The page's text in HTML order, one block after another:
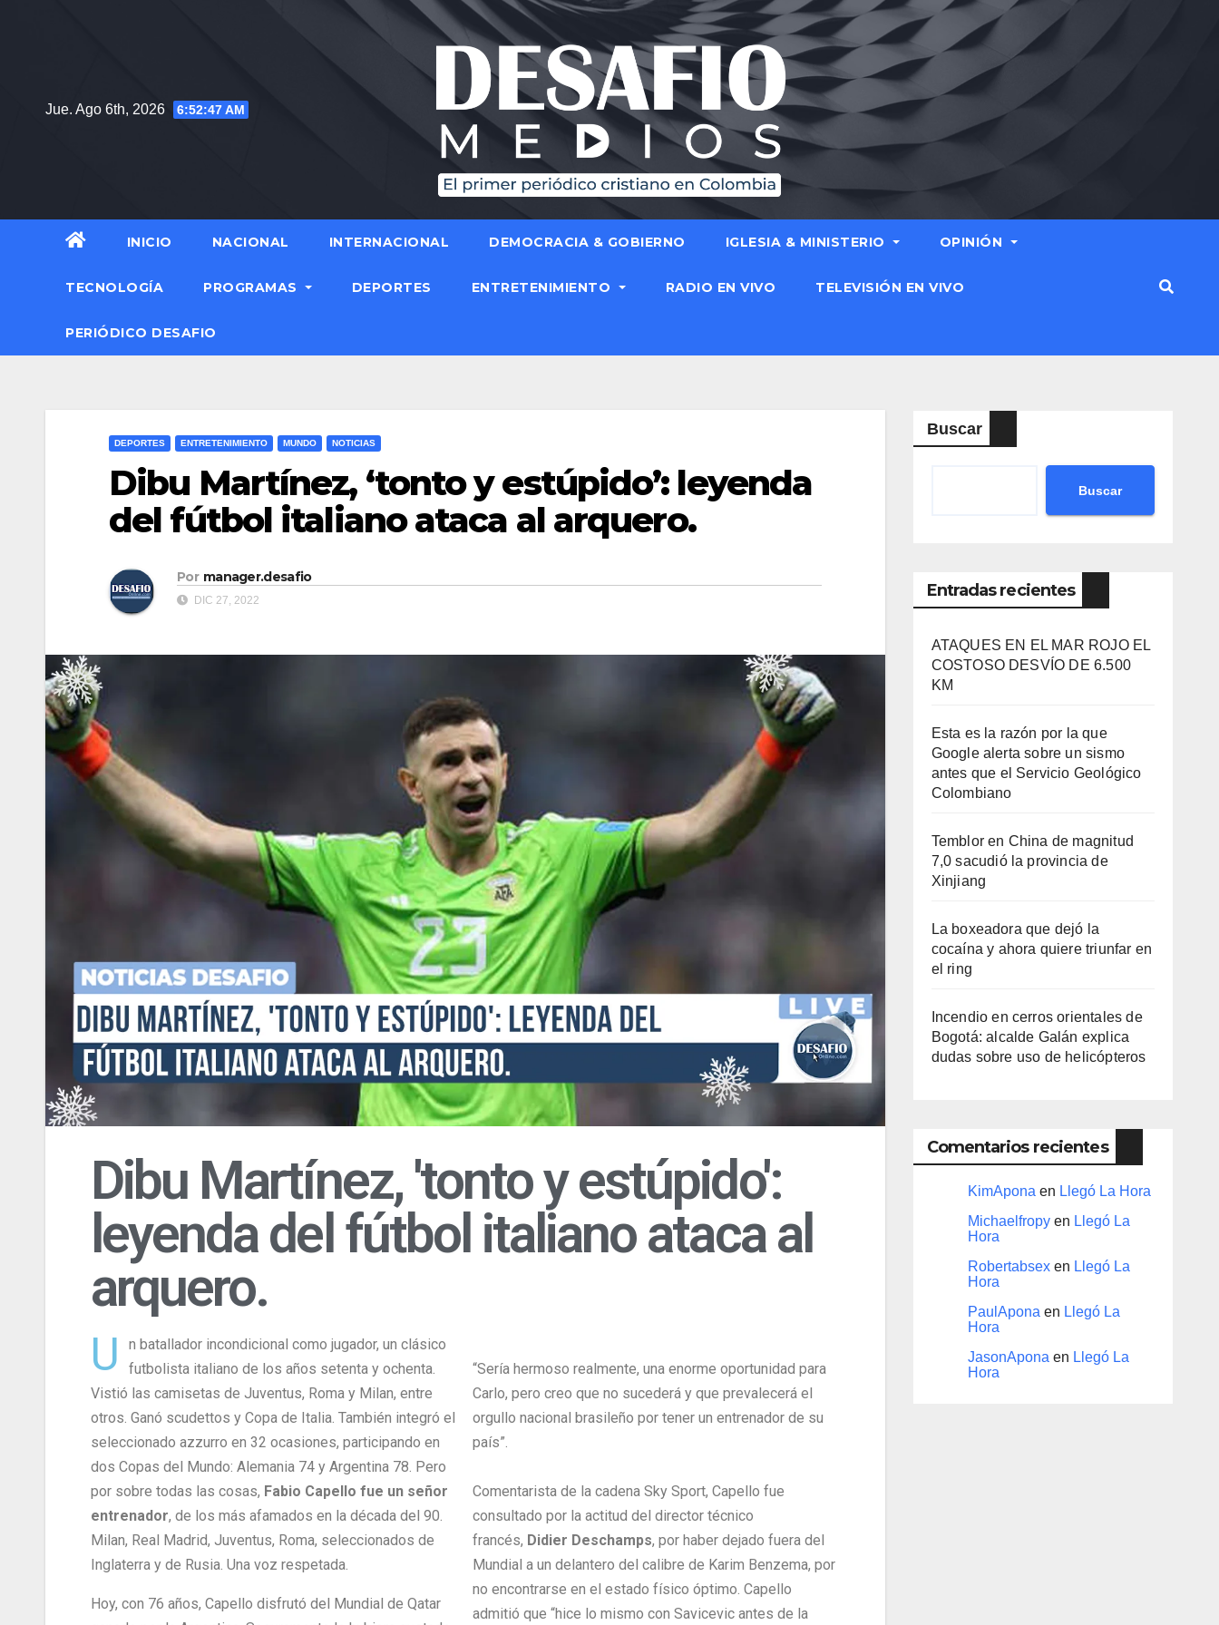
Jue. Ago 6th, 2026 6:52:48 AM
INICIO NACIONAL INTERNACIONAL DEMOCRACIA & GOBIERNO IGLESIA & MINISTERIO OPINIÓN
TECNOLOGÍA PROGRAMAS DEPORTES ENTRETENIMIENTO RADIO EN VIVO TELEVISIÓN EN VIVO
PERIÓDICO DESAFIO
DEPORTES ENTRETENIMIENTO MUNDO NOTICIAS
Dibu Martínez, ‘tonto y estúpido’: leyenda
del fútbol italiano ataca al arquero.
Por manager.desafio
DIC 27, 2022
Dibu Martínez, 'tonto y estúpido':
leyenda del fútbol italiano ataca al
arquero.
U
n batallador incondicional como jugador, un clásico
futbolista italiano de los años setenta y ochenta.
Vistió las camisetas de Juventus, Roma y Milan, entre
otros. Ganó scudettos y Copa de Italia. También integró el
seleccionado azzurro en 32 ocasiones, participando en
dos Copas del Mundo: Alemania 74 y Argentina 78. Pero
por sobre todas las cosas, Fabio Capello fue un señor
entrenador, de los más afamados en la década del 90.
Milan, Real Madrid, Juventus, Roma, seleccionados de
Inglaterra y de Rusia. Una voz respetada.
Hoy, con 76 años, Capello disfrutó del Mundial de Qatar
“Sería hermoso realmente, una enorme oportunidad para
Carlo, pero creo que no sucederá y que prevalecerá el
orgullo nacional brasileño por tener un entrenador de su
país”.
Comentarista de la cadena Sky Sport, Capello fue
consultado por la actitud del director técnico
francés, Didier Deschamps, por haber dejado fuera del
Mundial a un delantero del calibre de Karim Benzema, por
no encontrarse en el estado físico óptimo. Capello
admitió que “hice lo mismo con Savicevic antes de la
Buscar
Buscar
Entradas recientes
ATAQUES EN EL MAR ROJO EL
COSTOSO DESVÍO DE 6.500
KM
Esta es la razón por la que
Google alerta sobre un sismo
antes que el Servicio Geológico
Colombiano
Temblor en China de magnitud
7,0 sacudió la provincia de
Xinjiang
La boxeadora que dejó la
cocaína y ahora quiere triunfar en
el ring​
Incendio en cerros orientales de
Bogotá: alcalde Galán explica
dudas sobre uso de helicópteros
Comentarios recientes
KimAponaen Llegó La Hora
Michaelfropyen Llegó La
Hora
Robertabsexen Llegó La
Hora
PaulAponaen Llegó La
Hora
JasonAponaen Llegó La
Hora